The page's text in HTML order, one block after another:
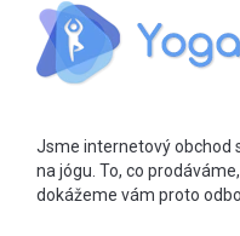
Jsme internetový obchod
na jógu. To, co
dokážeme vám proto